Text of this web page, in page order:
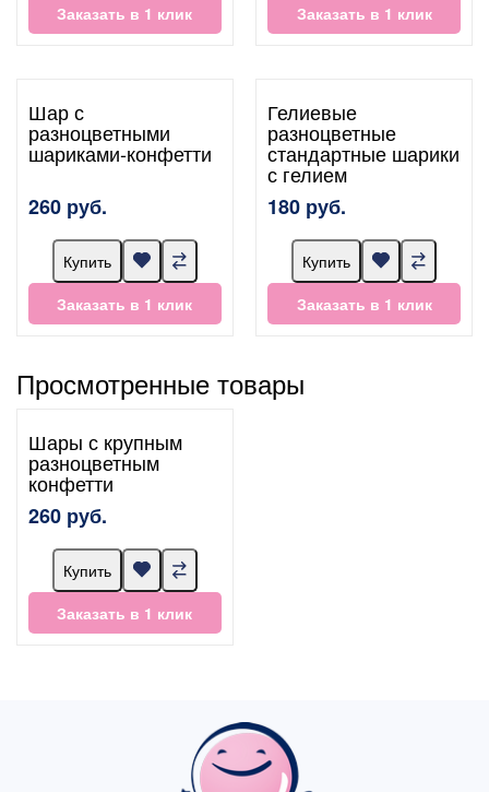
Заказать в 1 клик
Заказать в 1 клик
Шар с
разноцветными
шариками-конфетти
260 руб.
Купить
Заказать в 1 клик
Гелиевые
разноцветные
стандартные шарики
с гелием
180 руб.
Купить
Заказать в 1 клик
Просмотренные товары
Шары с крупным
разноцветным
конфетти
260 руб.
Купить
Заказать в 1 клик